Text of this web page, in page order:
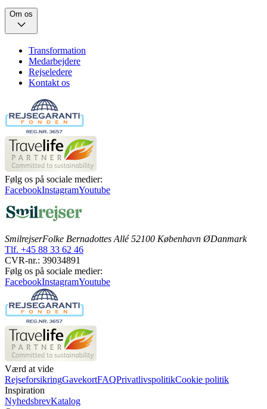
Om os
Transformation
Medarbejdere
Rejseledere
Kontakt os
Følg os på sociale medier:
FacebookInstagramYoutube
SmilrejserFolke Bernadottes Allé 52100 København ØDanmark
Tlf. +45 88 33 62 46
CVR-nr.: 39034891
Følg os på sociale medier:
FacebookInstagramYoutube
Værd at vide
RejseforsikringGavekortFAQPrivatlivspolitikCookie politik
Inspiration
NyhedsbrevKatalog